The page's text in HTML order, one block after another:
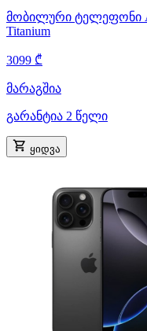
მობილური ტელეფონი
Titanium
3099 ₾
მარაგშია
გარანტია 2 წელი
ყიდვა